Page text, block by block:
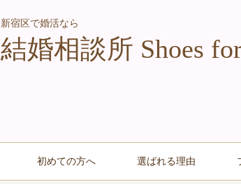
新宿区で婚活なら
結婚相談所 Shoes
初めての方へ 選ばれる理由